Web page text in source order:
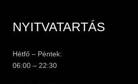
NYITVATARTÁS
Hétfő – Péntek:
06:00 – 22:30